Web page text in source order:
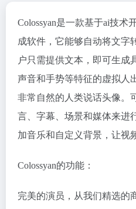
Colossyan是一款基于ai技术
成软件，它能够自动将文字
户只需提供文本，即可生成
声音和手势等特征的虚拟人
非常自然的人类说话头像。
言、字幕、场景和媒体来进
加音乐和自定义背景，让视
Colossyan的功能：
完美的演员，从我们精选的